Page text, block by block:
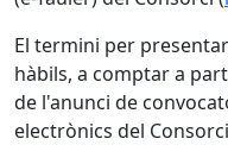
El termini per
hàbils, a comptar a
de l'anunci de
electrònics del